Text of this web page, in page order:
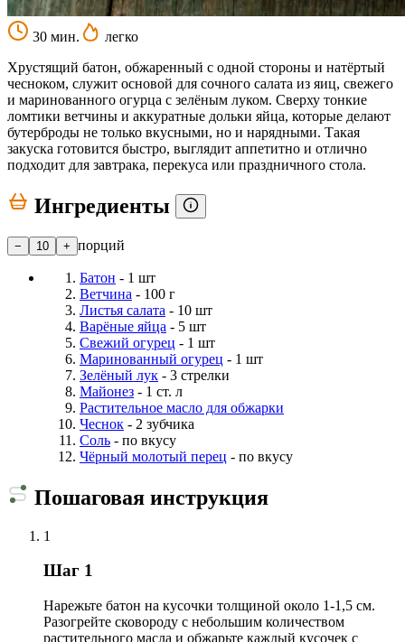
30 мин.
легко
Хрустящий батон, обжаренный с одной стороны и натёртый
чесноком, служит основой для сочного салата из яиц, свежего
и маринованного огурца с зелёным луком. Сверху тонкие
ломтики ветчины и аккуратные дольки яйца, которые делают
бутерброды не только вкусными, но и нарядными. Такая
закуска готовится быстро, выглядит аппетитно и отлично
подходит для завтрака, перекуса или праздничного стола.
Ингредиенты
− 10 + порций
Батон - 1 шт
Ветчина - 100 г
Листья салата - 10 шт
Варёные яйца - 5 шт
Свежий огурец - 1 шт
Маринованный огурец - 1 шт
Зелёный лук - 3 стрелки
Майонез - 1 ст. л
Растительное масло для обжарки
Чеснок - 2 зубчика
Соль - по вкусу
Чёрный молотый перец - по вкусу
Пошаговая инструкция
1
Шаг 1
Нарежьте батон на кусочки толщиной около 1-1,5 см.
Разогрейте сковороду с небольшим количеством
растительного масла и обжарьте каждый кусочек с